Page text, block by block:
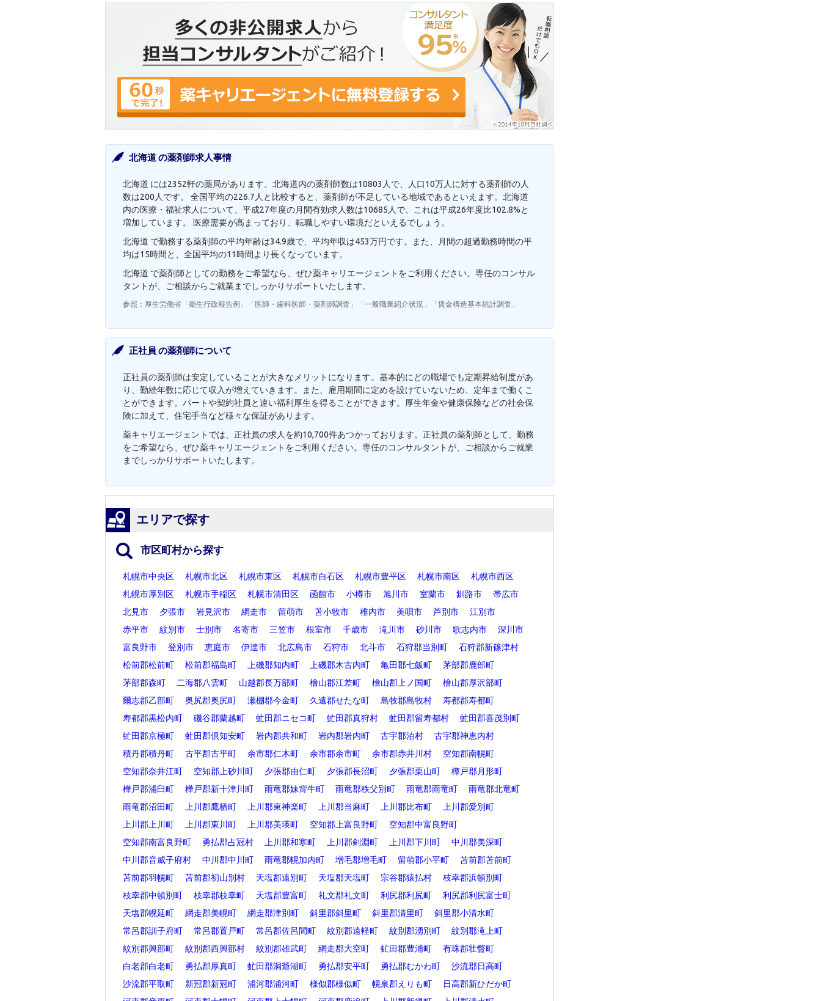
北海道 の薬剤師求人事情
北海道 には2352軒の薬局があります。北海道内の薬剤師数は10803人で、人口10万人に対する薬剤師の人
数は200人です。 全国平均の226.7人と比較すると、薬剤師が不足している地域であるといえます。北海道
内の医療・福祉求人について、平成27年度の月間有効求人数は10685人で、これは平成26年度比102.8%と
増加しています。 医療需要が高まっており、転職しやすい環境だといえるでしょう。
北海道 で勤務する薬剤師の平均年齢は34.9歳で、平均年収は453万円です。また、月間の超過勤務時間の平
均は15時間と、全国平均の11時間より長くなっています。
北海道 で薬剤師としての勤務をご希望なら、ぜひ薬キャリエージェントをご利用ください。専任のコンサル
タントが、ご相談からご就業までしっかりサポートいたします。
参照：厚生労働省「衛生行政報告例」「医師・歯科医師・薬剤師調査」「一般職業紹介状況」「賃金構造基本統計調査」
正社員 の薬剤師について
正社員の薬剤師は安定していることが大きなメリットになります。基本的にどの職場でも定期昇給制度があ
り、勤続年数に応じて収入が増えていきます。また、雇用期間に定めを設けていないため、定年まで働くこ
とができます。パートや契約社員と違い福利厚生を得ることができます。厚生年金や健康保険などの社会保
険に加えて、住宅手当など様々な保証があります。
薬キャリエージェントでは、正社員の求人を約10,700件あつかっております。正社員の薬剤師として、勤務
をご希望なら、ぜひ薬キャリエージェントをご利用ください。専任のコンサルタントが、ご相談からご就業
までしっかりサポートいたします。
エリアで探す
市区町村から探す
札幌市中央区 札幌市北区 札幌市東区 札幌市白石区 札幌市豊平区 札幌市南区
札幌市西区
札幌市厚別区
札幌市手稲区 札幌市清田区 函館市 小樽市 旭川市 室蘭市 釧路市
帯広市
北見市
夕張市 岩見沢市 網走市 留萌市 苫小牧市 稚内市 美唄市 芦別市
江別市
赤平市
紋別市 士別市 名寄市 三笠市 根室市 千歳市 滝川市 砂川市 歌志内市
深川市
富良野市
登別市 恵庭市 伊達市 北広島市 石狩市 北斗市 石狩郡当別町
石狩郡新篠津村
松前郡松前町
松前郡福島町 上磯郡知内町 上磯郡木古内町 亀田郡七飯町
茅部郡鹿部町
茅部郡森町
二海郡八雲町 山越郡長万部町 檜山郡江差町 檜山郡上ノ国町
檜山郡厚沢部町
爾志郡乙部町
奥尻郡奥尻町 瀬棚郡今金町 久遠郡せたな町 島牧郡島牧村
寿都郡寿都町
寿都郡黒松内町
磯谷郡蘭越町 虻田郡ニセコ町 虻田郡真狩村 虻田郡留寿都村
虻田郡喜茂別町
虻田郡京極町
虻田郡倶知安町 岩内郡共和町 岩内郡岩内町 古宇郡泊村
古宇郡神恵内村
積丹郡積丹町
古平郡古平町 余市郡仁木町 余市郡余市町 余市郡赤井川村
空知郡南幌町
空知郡奈井江町
空知郡上砂川町 夕張郡由仁町 夕張郡長沼町 夕張郡栗山町
樺戸郡月形町
樺戸郡浦臼町
樺戸郡新十津川町 雨竜郡妹背牛町 雨竜郡秩父別町 雨竜郡雨竜町
雨竜郡北竜町
雨竜郡沼田町
上川郡鷹栖町 上川郡東神楽町 上川郡当麻町 上川郡比布町
上川郡愛別町
上川郡上川町
上川郡東川町 上川郡美瑛町 空知郡上富良野町
空知郡中富良野町
空知郡南富良野町
勇払郡占冠村 上川郡和寒町 上川郡剣淵町 上川郡下川町
中川郡美深町
中川郡音威子府村
中川郡中川町 雨竜郡幌加内町 増毛郡増毛町 留萌郡小平町
苫前郡苫前町
苫前郡羽幌町
苫前郡初山別村 天塩郡遠別町 天塩郡天塩町 宗谷郡猿払村
枝幸郡浜頓別町
枝幸郡中頓別町
枝幸郡枝幸町 天塩郡豊富町 礼文郡礼文町 利尻郡利尻町
利尻郡利尻富士町
天塩郡幌延町
網走郡美幌町 網走郡津別町 斜里郡斜里町 斜里郡清里町
斜里郡小清水町
常呂郡訓子府町
常呂郡置戸町 常呂郡佐呂間町 紋別郡遠軽町 紋別郡湧別町
紋別郡滝上町
紋別郡興部町
紋別郡西興部村 紋別郡雄武町 網走郡大空町 虻田郡豊浦町
有珠郡壮瞥町
白老郡白老町
勇払郡厚真町 虻田郡洞爺湖町 勇払郡安平町 勇払郡むかわ町
沙流郡日高町
沙流郡平取町
新冠郡新冠町 浦河郡浦河町 様似郡様似町 幌泉郡えりも町
日高郡新ひだか町